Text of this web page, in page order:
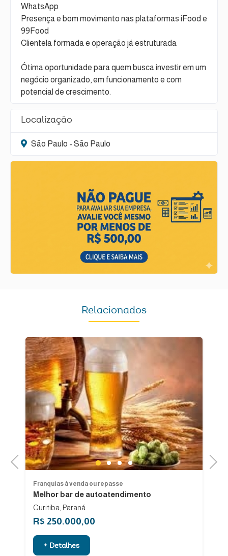
WhatsApp
Presença e bom movimento nas plataformas iFood e
99Food
Clientela formada e operação já estruturada
Ótima oportunidade para quem busca investir em um
negócio organizado, em funcionamento e com
potencial de crescimento.
Localização
São Paulo - São Paulo
Relacionados
Previous 1 2 3 4
Franquias à venda ou repasse
Melhor bar de autoatendimento
Curitiba, Paraná
R$ 250.000,00
+ Detalhes
Next